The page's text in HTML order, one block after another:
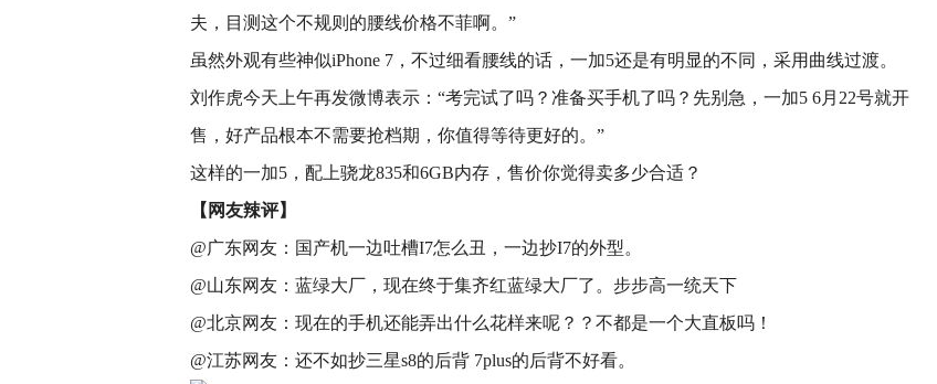
夫，目测这个不规则的腰线价格不菲啊。”
虽然外观有些神似iPhone 7，不过细看腰线的话，一加5还是有明显的不同，采用曲线过渡。
刘作虎今天上午再发微博表示：“考完试了吗？准备买手机了吗？先别急，一加5 6月22号就开
售，好产品根本不需要抢档期，你值得等待更好的。”
这样的一加5，配上骁龙835和6GB内存，售价你觉得卖多少合适？
【网友辣评】
@广东网友：国产机一边吐槽I7怎么丑，一边抄I7的外型。
@山东网友：蓝绿大厂，现在终于集齐红蓝绿大厂了。步步高一统天下
@北京网友：现在的手机还能弄出什么花样来呢？？不都是一个大直板吗！
@江苏网友：还不如抄三星s8的后背 7plus的后背不好看。